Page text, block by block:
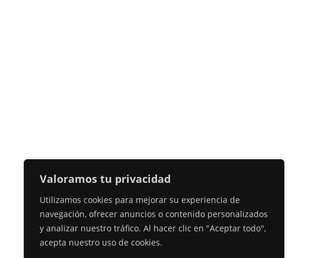
Valoramos tu privacidad
Utilizamos cookies para mejorar su experiencia de
navegación, ofrecer anuncios o contenido personalizados
y analizar nuestro tráfico. Al hacer clic en "Aceptar todo",
acepta nuestro uso de cookies.